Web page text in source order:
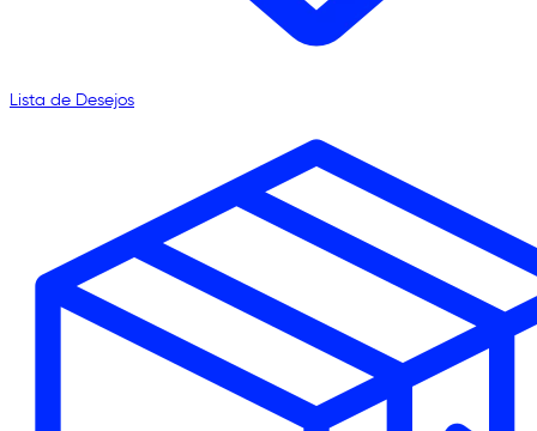
Lista de Desejos